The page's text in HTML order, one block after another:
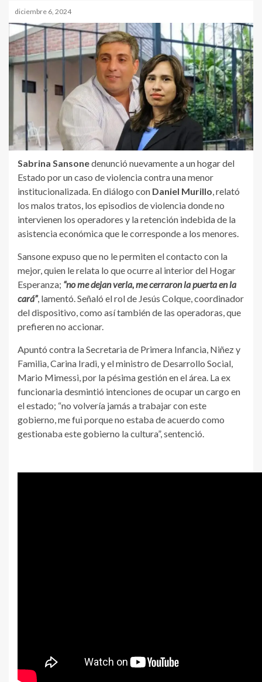
diciembre 6, 2024
Sabrina Sansonedenunció nuevamente a un hogar del
Estado por un caso de violencia contra una menor
institucionalizada. En diálogo con Daniel Murillo, relató
los malos tratos, los episodios de violencia donde no
intervienen los operadores y la retención indebida de la
asistencia económica que le corresponde a los menores.
Sansone expuso que no le permiten el contacto con la
mejor, quien le relata lo que ocurre al interior del Hogar
Esperanza; “no me dejan verla, me cerraron la puerta en la
cará”, lamentó. Señaló el rol de Jesús Colque, coordinador
del dispositivo, como así también de las operadoras, que
prefieren no accionar.
Apuntó contra la Secretaria de Primera Infancia, Niñez y
Familia, Carina Iradi, y el ministro de Desarrollo Social,
Mario Mimessi, por la pésima gestión en el área. La ex
funcionaria desmintió intenciones de ocupar un cargo en
el estado; “no volvería jamás a trabajar con este
gobierno, me fui porque no estaba de acuerdo como
gestionaba este gobierno la cultura”, sentenció.